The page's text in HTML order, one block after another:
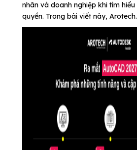
nhân và doanh nghiệp khi tìm
quyền. Trong bài viết này,